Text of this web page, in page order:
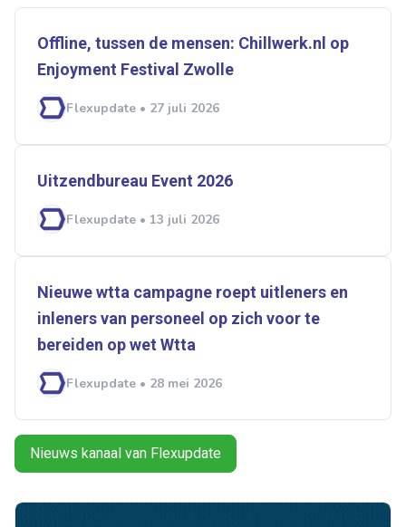
Offline, tussen de mensen: Chillwerk.nl op
Enjoyment Festival Zwolle
Flexupdate • 27 juli 2026
Uitzendbureau Event 2026
Flexupdate • 13 juli 2026
Nieuwe wtta campagne roept uitleners en
inleners van personeel op zich voor te
bereiden op wet ­­Wtta
Flexupdate • 28 mei 2026
Nieuws kanaal van Flexupdate